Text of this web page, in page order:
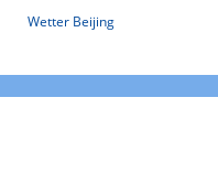
Wetter Beijing